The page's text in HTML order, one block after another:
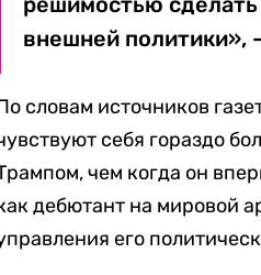
внешней политики»,
словам источников
себя гораздо
чем когда он
дебютант на мировой
его